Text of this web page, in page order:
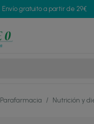
Envío gratuito a partir de 29€
Parafarmacia / Nutrición y